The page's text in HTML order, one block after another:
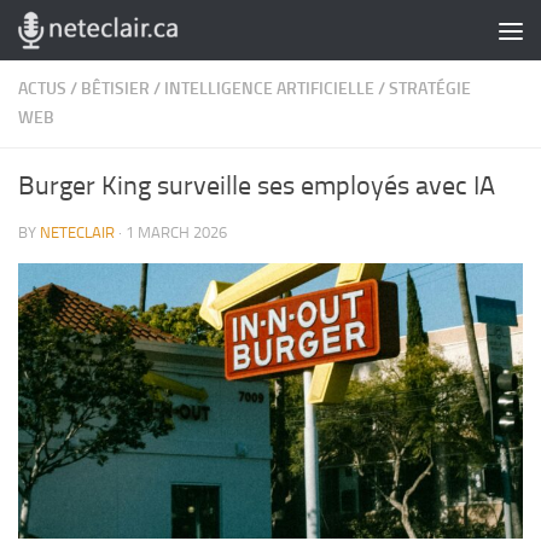
Skip to content
ACTUS / BÊTISIER / INTELLIGENCE ARTIFICIELLE /STRATÉGIE
WEB
Burger King surveille ses employés avec IA
BY NETECLAIR · 1 MARCH 2026